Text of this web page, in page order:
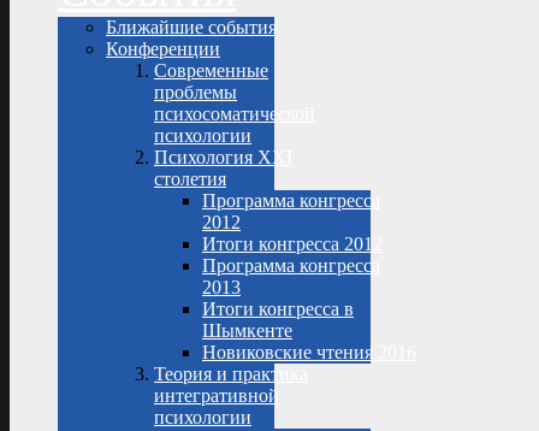
Ближайшие события
Конференции
Современные
проблемы
психосоматической
психологии
Психология XXI
столетия
Программа конгресса
2012
Итоги конгресса 2012
Программа конгресса
2013
Итоги конгресса в
Шымкенте
Новиковские чтения 2016
Теория и практика
интегративной
психологии